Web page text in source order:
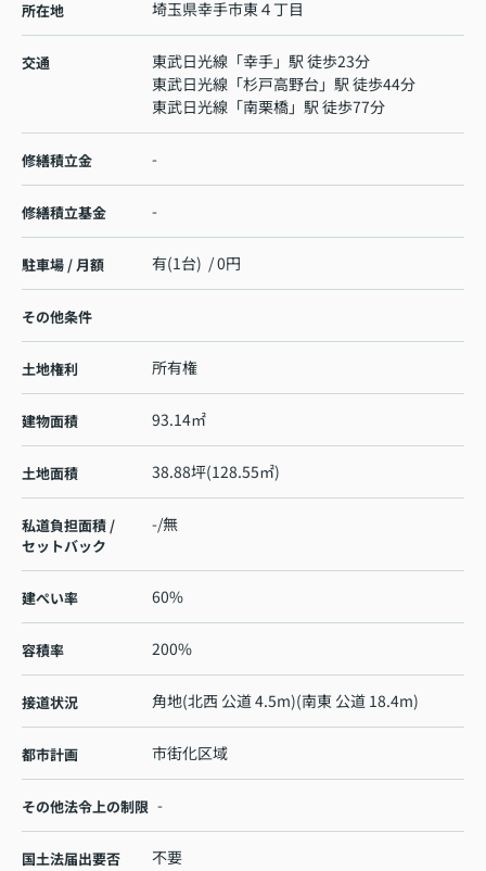
所在地 埼玉県幸手市東 ４丁目
交通 東武日光線 「幸手」駅 徒歩23分
東武日光線 「杉戸高野台」駅 徒歩44分
東武日光線 「南栗橋」駅 徒歩77分
修繕積立金 -
修繕積立基金 -
駐車場 / 月額 有(1台) / 0円
その他条件
土地権利 所有権
建物面積 93.14㎡
土地面積 38.88坪(128.55㎡)
私道負担面積 /
セットバック
-/無
建ぺい率 60%
容積率 200%
接道状況 角地(北西 公道 4.5m)(南東 公道 18.4m)
都市計画 市街化区域
その他法令上の制限 -
国土法届出要否 不要